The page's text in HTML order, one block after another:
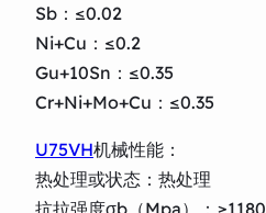
Sb：≤0.02
Ni+Cu：≤0.2
Gu+10Sn：≤0.35
Cr+Ni+Mo+Cu：≤0.35
U75VH机械性能：
热处理或状态：热处理
抗拉强度σb（Mpa）：≥1180